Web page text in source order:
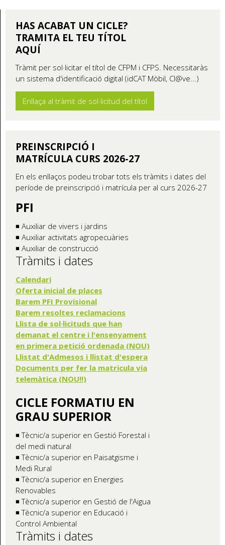
HAS ACABAT UN CICLE?
TRAMITA EL TEU TÍTOL
AQUÍ
Tràmit per sol·licitar el títol de CFPM i CFPS. Necessitaràs
un sistema d'identificació digital (idCAT Mòbil, Cl@ve...)
Enllaça al tràmit de sol·licitud del títol
PREINSCRIPCIÓ I
MATRÍCULA CURS 2026-27
En els enllaços podeu trobar tots els tràmits i dates del
període de preinscripció i matrícula per al curs 2026-27
PFI
◾ Auxiliar de vivers i jardins
◾ Auxiliar activitats agropecuàries
◾ Auxiliar de construcció
Tràmits i dates
Calendari
Oferta inicial de places
Barem PFI Provisional
Barem resoltes reclamacions
Llista de sol·licituds que han
demanat el centre i l'ensenyament
en primera petició ordenada (NOU)
Llistat d'Admesos i llistat d'espera
Documents per fer la matricula via
telemàtica (NOU!!)
CICLE FORMATIU EN
GRAU SUPERIOR
◾ Tècnic/a superior en Gestió Forestal i
del medi natural
◾ Tècnic/a superior en Paisatgisme i
Medi Rural
◾ Tècnic/a superior en Energies
Renovables
◾ Tècnic/a superior en Gestió de l'Aigua
◾ Tècnic/a superior en Educació i
Control Ambiental
Tràmits i dates